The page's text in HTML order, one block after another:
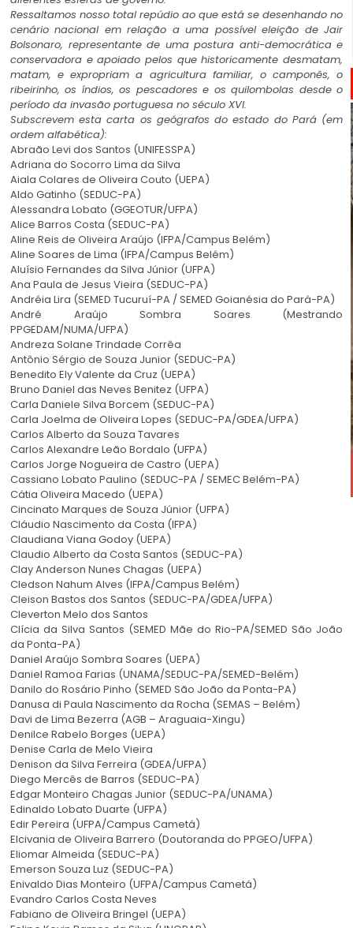
Ressaltamos nosso total repúdio ao que está se desenhando no
cenário nacional em relação a uma possível eleição de Jair
Bolsonaro, representante de uma postura anti-democrática e
conservadora e apoiado pelos que historicamente desmatam,
matam, e expropriam a agricultura familiar, o camponês, o
ribeirinho, os índios, os pescadores e os quilombolas desde o
período da invasão portuguesa no século XVI.
Subscrevem esta carta os geógrafos do estado do Pará (em
ordem alfabética):
Abraão Levi dos Santos (UNIFESSPA)
Adriana do Socorro Lima da Silva
Aiala Colares de Oliveira Couto (UEPA)
Aldo Gatinho (SEDUC-PA)
Alessandra Lobato (GGEOTUR/UFPA)
Alice Barros Costa (SEDUC-PA)
Aline Reis de Oliveira Araújo (IFPA/Campus Belém)
Aline Soares de Lima (IFPA/Campus Belém)
Aluísio Fernandes da Silva Júnior (UFPA)
Ana Paula de Jesus Vieira (SEDUC-PA)
Andréia Lira (SEMED Tucuruí-PA / SEMED Goianésia do Pará-PA)
André Araújo Sombra Soares (Mestrando
PPGEDAM/NUMA/UFPA)
Andreza Solane Trindade Corrêa
Antônio Sérgio de Souza Junior (SEDUC-PA)
Benedito Ely Valente da Cruz (UEPA)
Bruno Daniel das Neves Benitez (UFPA)
Carla Daniele Silva Borcem (SEDUC-PA)
Carla Joelma de Oliveira Lopes (SEDUC-PA/GDEA/UFPA)
Carlos Alberto da Souza Tavares
Carlos Alexandre Leão Bordalo (UFPA)
Carlos Jorge Nogueira de Castro (UEPA)
Cassiano Lobato Paulino (SEDUC-PA / SEMEC Belém-PA)
Cátia Oliveira Macedo (UEPA)
Cincinato Marques de Souza Júnior (UFPA)
Cláudio Nascimento da Costa (IFPA)
Claudiana Viana Godoy (UEPA)
Claudio Alberto da Costa Santos (SEDUC-PA)
Clay Anderson Nunes Chagas (UEPA)
Cledson Nahum Alves (IFPA/Campus Belém)
Cleison Bastos dos Santos (SEDUC-PA/GDEA/UFPA)
Cleverton Melo dos Santos
Clícia da Silva Santos (SEMED Mãe do Rio-PA/SEMED São João
da Ponta-PA)
Daniel Araújo Sombra Soares (UEPA)
Daniel Ramoa Farias (UNAMA/SEDUC-PA/SEMED-Belém)
Danilo do Rosário Pinho (SEMED São João da Ponta-PA)
Danusa di Paula Nascimento da Rocha (SEMAS – Belém)
Davi de Lima Bezerra (AGB – Araguaia-Xingu)
Denilce Rabelo Borges (UEPA)
Denise Carla de Melo Vieira
Denison da Silva Ferreira (GDEA/UFPA)
Diego Mercês de Barros (SEDUC-PA)
Edgar Monteiro Chagas Junior (SEDUC-PA/UNAMA)
Edinaldo Lobato Duarte (UFPA)
Edir Pereira (UFPA/Campus Cametá)
Elcivania de Oliveira Barrero (Doutoranda do PPGEO/UFPA)
Eliomar Almeida (SEDUC-PA)
Emerson Souza Luz (SEDUC-PA)
Enivaldo Dias Monteiro (UFPA/Campus Cametá)
Evandro Carlos Costa Neves
Fabiano de Oliveira Bringel (UEPA)